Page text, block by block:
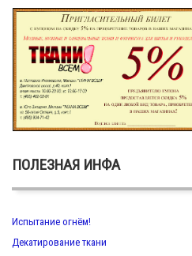
ПОЛЕЗНАЯ ИНФА
Испытание огнём!
Декатирование ткани